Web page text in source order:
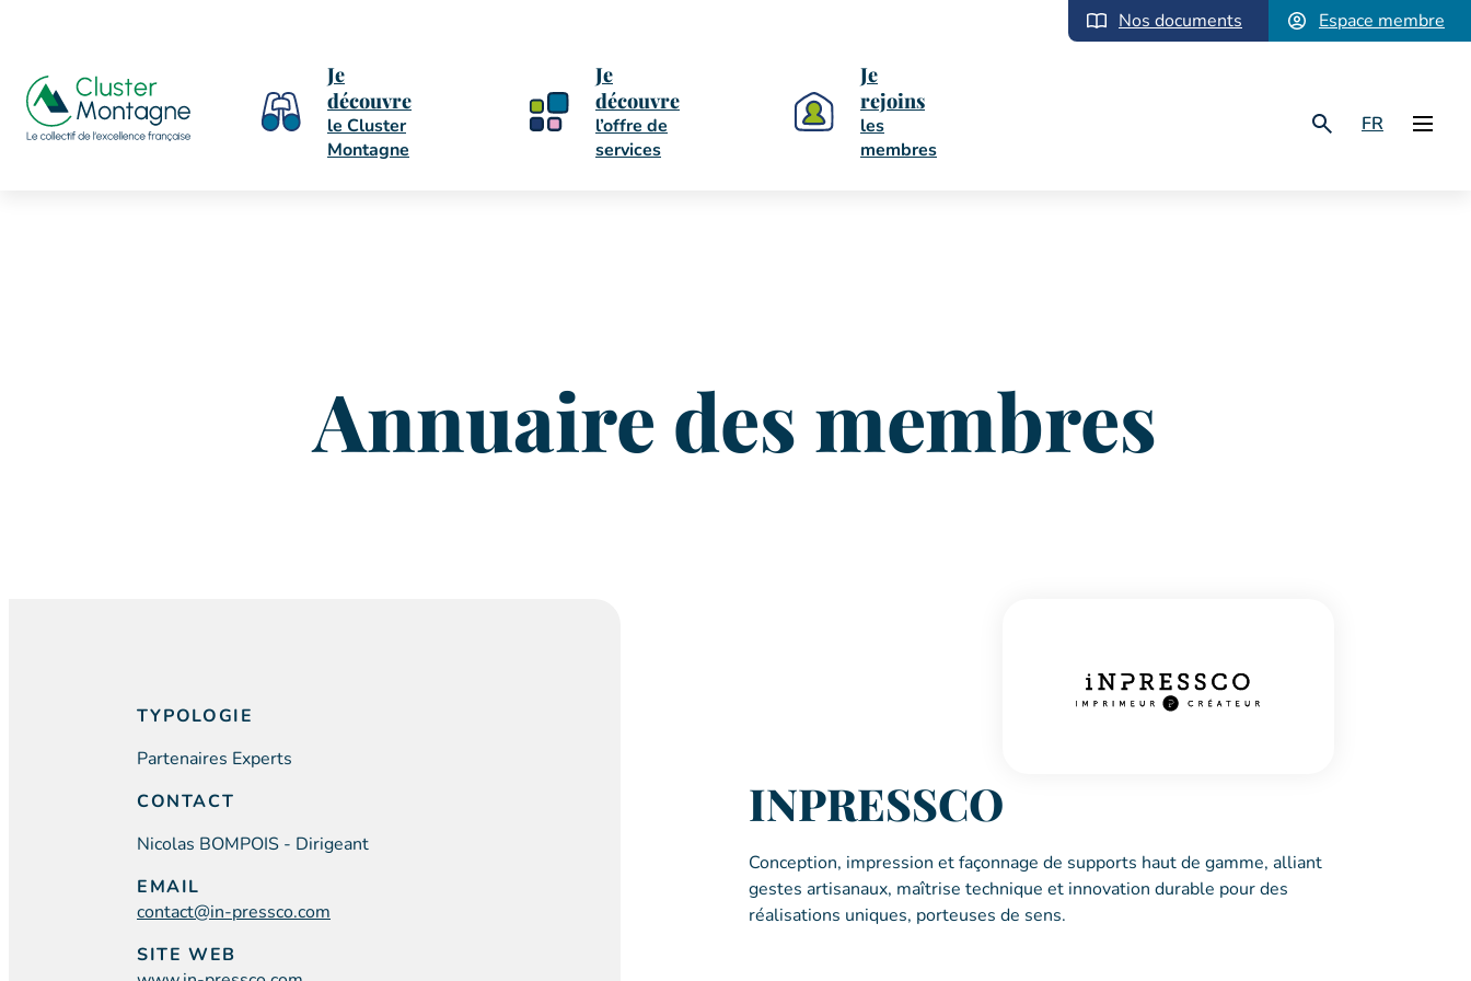
Nos documents Espace membre
Je
découvre
le Cluster
Montagne
Je
découvre
l’offre de
services
Je
rejoins
les
membres
FR
Annuaire des membres
TYPOLOGIE
Partenaires Experts
CONTACT
Nicolas BOMPOIS - Dirigeant
EMAIL
contact@in-pressco.com
SITE WEB
INPRESSCO
Conception, impression et façonnage de supports haut de gamme, alliant
gestes artisanaux, maîtrise technique et innovation durable pour des
réalisations uniques, porteuses de sens.